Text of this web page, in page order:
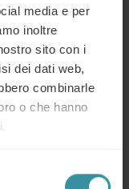
media e per
inoltre
sito con i
dei dati web,
combinarle
o che hanno